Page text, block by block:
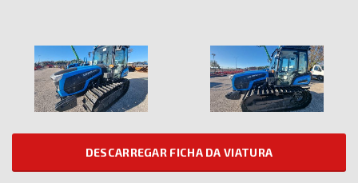
DESCARREGAR FICHA DA VIATURA